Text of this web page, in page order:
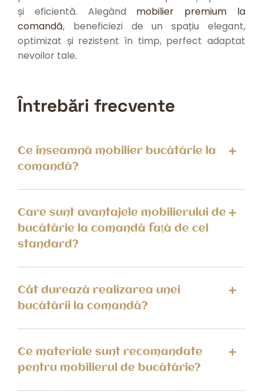
și eficientă. Alegând mobilier premium la
comandă, beneficiezi de un spațiu elegant,
optimizat și rezistent în timp, perfect adaptat
nevoilor tale.
Întrebări frecvente
Ce înseamnă mobilier bucătărie la
comandă?
Care sunt avantajele mobilierului de
bucătărie la comandă față de cel
standard?
Cât durează realizarea unei
bucătării la comandă?
Ce materiale sunt recomandate
pentru mobilierul de bucătărie?